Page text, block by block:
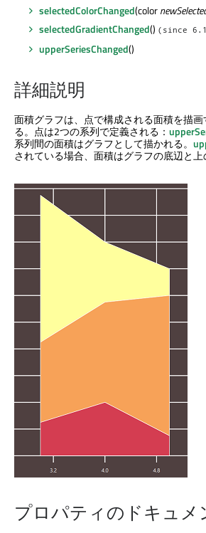
selectedColorChanged(color
selectedGradientChanged() (since
upperSeriesChanged()
詳細説明
面積グラフは、点で構成される面積を描
る。点は2つの系列で定義される：
系列間の面積はグラフとして描かれる。
されている場合、面積はグラフの底辺と上
プロパティのドキュメ